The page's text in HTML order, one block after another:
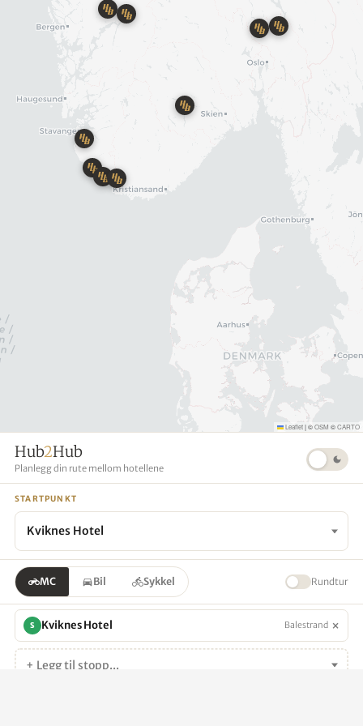
Hub2Hub
Planlegg din rute mellom hotellene
STARTPUNKT
Kviknes Hotel
MC Bil Sykkel Rundtur
S Kviknes Hotel Balestrand ×
+ Legg til stopp...
Leaflet|©OSM ©CARTO